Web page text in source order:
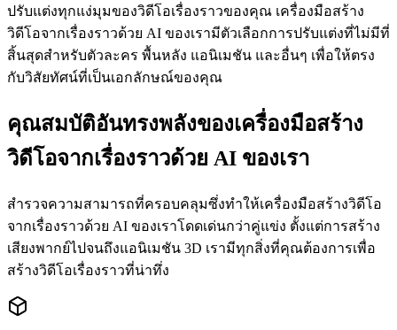
ปรับแต่งทุกแง่มุมของวิดีโอเรื่องราวของคุณ เครื่องมือสร้าง
วิดีโอจากเรื่องราวด้วย AI ของเรามีตัวเลือกการปรับแต่งที่ไม่มีที่
สิ้นสุดสำหรับตัวละคร พื้นหลัง แอนิเมชัน และอื่นๆ เพื่อให้ตรง
กับวิสัยทัศน์ที่เป็นเอกลักษณ์ของคุณ
คุณสมบัติอันทรงพลังของเครื่องมือสร้าง
วิดีโอจากเรื่องราวด้วย AI ของเรา
สำรวจความสามารถที่ครอบคลุมซึ่งทำให้เครื่องมือสร้างวิดีโอ
จากเรื่องราวด้วย AI ของเราโดดเด่นกว่าคู่แข่ง ตั้งแต่การสร้าง
เสียงพากย์ไปจนถึงแอนิเมชัน 3D เรามีทุกสิ่งที่คุณต้องการเพื่อ
สร้างวิดีโอเรื่องราวที่น่าทึ่ง